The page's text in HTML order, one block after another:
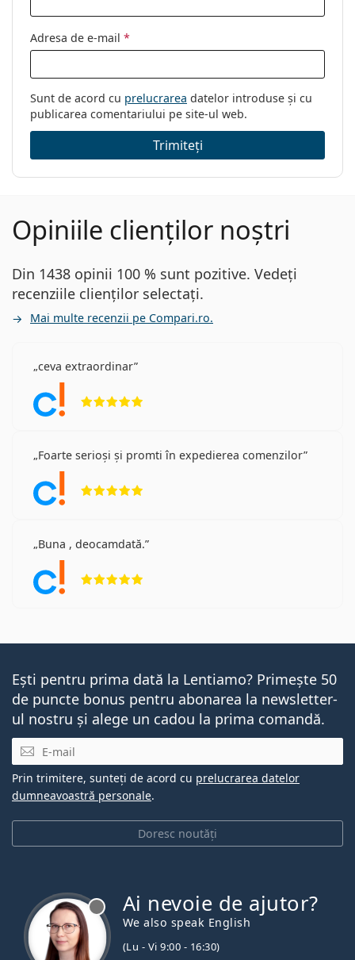
Brand:
Izipizi
Vârstă:
5 - 7 ani
Adresa de e-mail *
Sunt de acord cu prelucrarea datelor introduse și cu
publicarea comentariului pe site-ul web.
Trimiteți
Opiniile clienților noștri
Din 1438 opinii 100 % sunt pozitive. Vedeți
recenziile clienților selectați.
Mai multe recenzii pe Compari.ro.
ceva extraordinar
Foarte serioși și promti în expedierea comenzilor
Buna , deocamdată.
Ești pentru prima dată la Lentiamo? Primește 50
de puncte bonus pentru abonarea la newsletter-
ul nostru și alege un cadou la prima comandă.
E-mail
Doresc noutăți
Prin trimitere, sunteți de acord cu prelucrarea datelor
dumneavoastră personale.
Ai nevoie de ajutor?
We also speak English
(Lu - Vi 9:00 - 16:30)